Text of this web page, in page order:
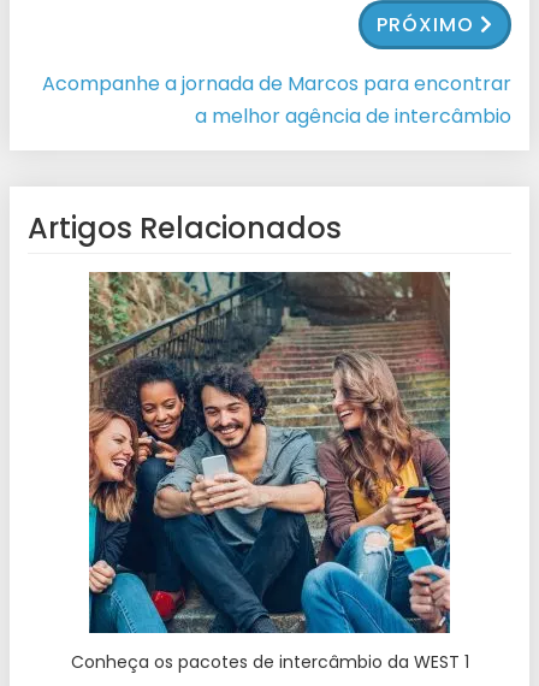
PRÓXIMO
Acompanhe a jornada de Marcos para encontrar
a melhor agência de intercâmbio
Artigos Relacionados
Conheça os pacotes de intercâmbio da WEST 1